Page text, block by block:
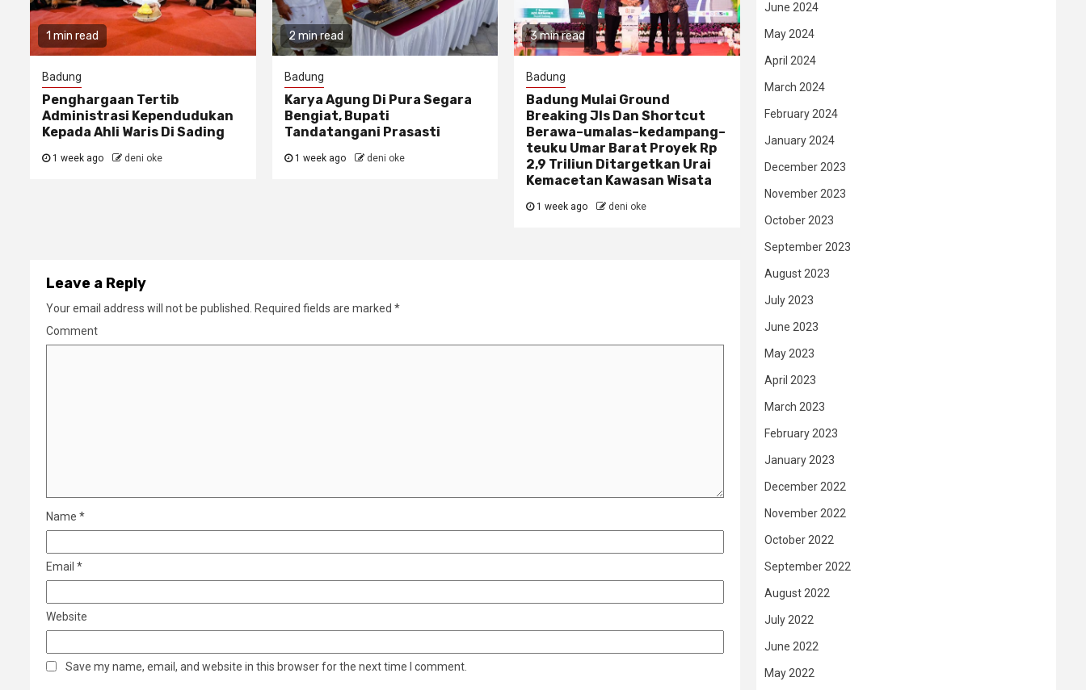
1 min read
Badung
Penghargaan Tertib
Administrasi Kependudukan
Kepada Ahli Waris Di Sading
1 week ago deni oke
2 min read
Badung
Karya Agung Di Pura Segara
Bengiat, Bupati
Tandatangani Prasasti
1 week ago deni oke
3 min read
Badung
Badung Mulai Ground
Breaking Jls Dan Shortcut
Berawa–umalas–kedampang–
teuku Umar Barat Proyek Rp
2,9 Triliun Ditargetkan Urai
Kemacetan Kawasan Wisata
1 week ago deni oke
Leave a Reply
Your email address will not be published. Required fields are marked *
Comment
Name *
Email *
Website
Save my name, email, and website in this browser for the next time I comment.
June 2024
May 2024
April 2024
March 2024
February 2024
January 2024
December 2023
November 2023
October 2023
September 2023
August 2023
July 2023
June 2023
May 2023
April 2023
March 2023
February 2023
January 2023
December 2022
November 2022
October 2022
September 2022
August 2022
July 2022
June 2022
May 2022